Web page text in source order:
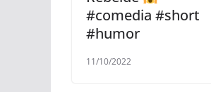
#comedia #short
#humor
11/10/2022